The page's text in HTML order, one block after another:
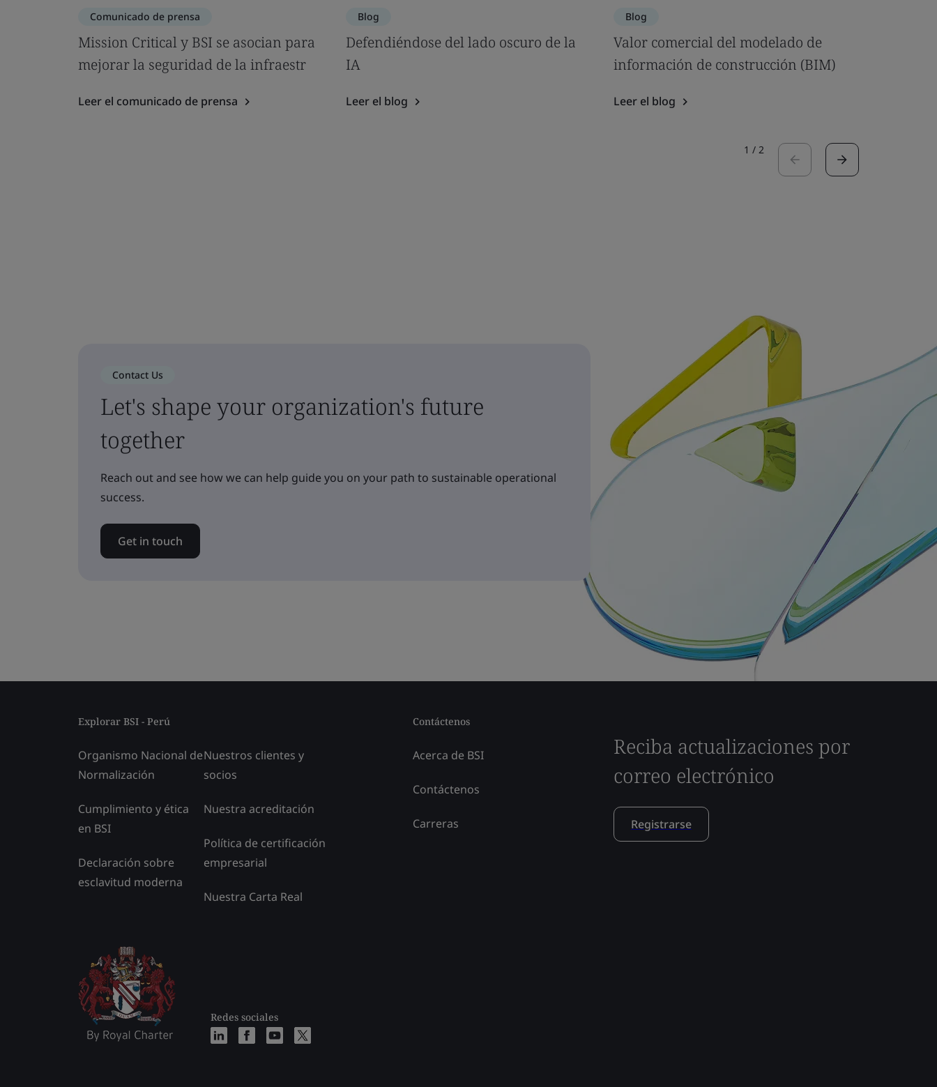
Comunicado de prensa
Mission Critical y BSI se asocian para
mejorar la seguridad de la infraestr
Leer el comunicado de prensa
Blog
Defendiéndose del lado oscuro de la
IA
Leer el blog
Blog
Valor comercial del modelado de
información de construcción (BIM)
Leer el blog
1 / 2
Contact Us
Let's shape your organization's future
together
Reach out and see how we can help guide you on your path to sustainable operational
success.
Get in touch
Explorar BSI - Perú
Organismo Nacional de
Normalización
Cumplimiento y ética
en BSI
Declaración sobre
esclavitud moderna
Nuestros clientes y
socios
Nuestra acreditación
Política de certificación
empresarial
Nuestra Carta Real
Redes sociales
Contáctenos
Acerca de BSI
Contáctenos
Carreras
Reciba actualizaciones por
correo electrónico
Registrarse